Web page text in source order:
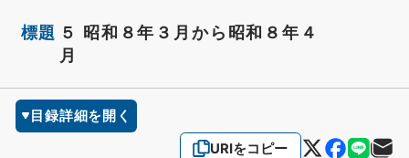
標題 ５ 昭和８年３月から昭和８年４
月
目録詳細を開く
URIをコピー